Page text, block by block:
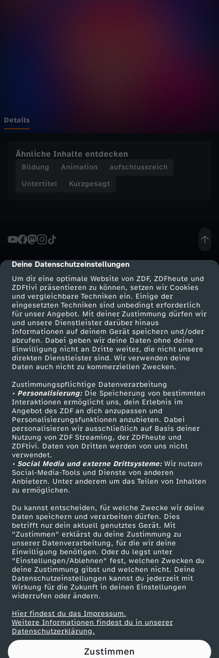
cmp-dialog-description
Deine Datenschutzeinstellungen
Um dir eine optimale Website von ZDF, ZDFheute und
ZDFtivi präsentieren zu können, setzen wir Cookies
und vergleichbare Techniken ein. Einige der
eingesetzten Techniken sind unbedingt erforderlich
für unser Angebot. Mit deiner Zustimmung dürfen wir
und unsere Dienstleister darüber hinaus
Informationen auf deinem Gerät speichern und/oder
abrufen. Dabei geben wir deine Daten ohne deine
Einwilligung nicht an Dritte weiter, die nicht unsere
direkten Dienstleister sind. Wir verwenden deine
Daten auch nicht zu kommerziellen Zwecken.
Zustimmungspflichtige Datenverarbeitung
• Personalisierung:Die Speicherung von bestimmten
Interaktionen ermöglicht uns, dein Erlebnis im
Angebot des ZDF an dich anzupassen und
Personalisierungsfunktionen anzubieten. Dabei
personalisieren wir ausschließlich auf Basis deiner
Nutzung von ZDF Streaming, der ZDFheute und
ZDFtivi. Daten von Dritten werden von uns nicht
verwendet.
• Social Media und externe Drittsysteme:Wir nutzen
Social-Media-Tools und Dienste von anderen
Anbietern. Unter anderem um das Teilen von Inhalten
zu ermöglichen.
Du kannst entscheiden, für welche Zwecke wir deine
Daten speichern und verarbeiten dürfen. Dies
betrifft nur dein aktuell genutztes Gerät. Mit
"Zustimmen" erklärst du deine Zustimmung zu
unserer Datenverarbeitung, für die wir deine
Einwilligung benötigen. Oder du legst unter
"Einstellungen/Ablehnen" fest, welchen Zwecken du
deine Zustimmung gibst und welchen nicht. Deine
Datenschutzeinstellungen kannst du jederzeit mit
Wirkung für die Zukunft in deinen Einstellungen
widerrufen oder ändern.
Hier findest du das Impressum.
Weitere Informationen findest du in unserer
Datenschutzerklärung.
Zustimmen
c
a
i
g
e
P
a
r
a
s
i
t
e
n
–
V
e
r
n
a
Details
Ähnliche Inhalte entdecken
Bildung Animation
aufschlussreich
Untertitel
Kurzgesagt
Mehr ZDF
ZDF-Apps
Smart TV
ZDFtext
Livestreams
Sendungen A-Z
TV-Programm
Service
ZDFmitreden
Kontakt zum ZDF
Tickets
Zuschauerservice
Hilfe
ZDF Unternehmen
Karriere
ZDF goes Schule
Werbefernsehen
Mainzelmännchen
Partner